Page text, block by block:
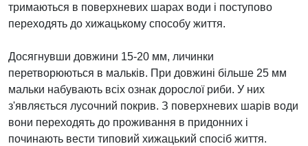
тримаються в поверхневих шарах води і поступово
переходять до хижацькому способу життя.
Досягнувши довжини 15-20 мм, личинки
перетворюються в мальків. При довжині більше 25 мм
мальки набувають всіх ознак дорослої риби. У них
з'являється лусочний покрив. З поверхневих шарів води
вони переходять до проживання в придонних і
починають вести типовий хижацький спосіб життя.